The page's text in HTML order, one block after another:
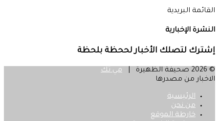
القائمة البريدية
النشرة الإخبارية
إشترك لتصلك الأخبار لححظة بلحظة
© 2026 صحيفة الظهيرة |
مي تك
الاخبار من مصدرها
الرئيسية
من نحن
خارطة الموقع